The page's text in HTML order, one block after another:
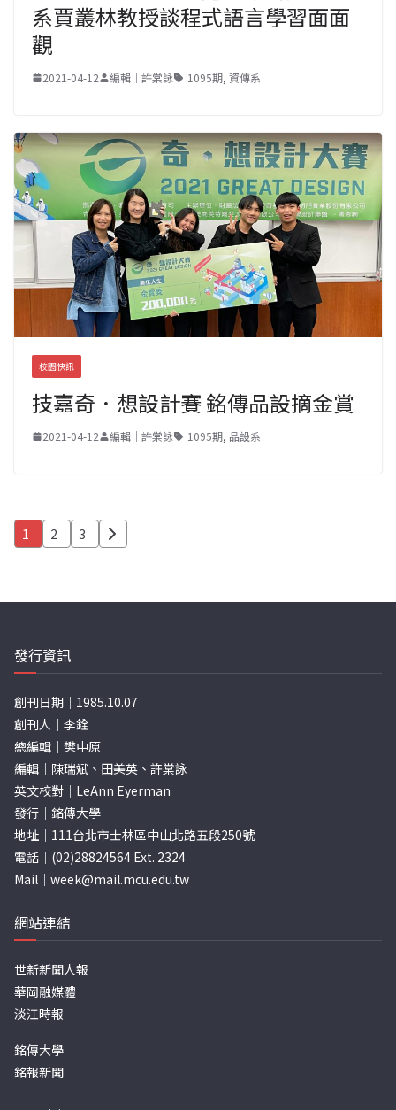
系賈叢林教授談程式語言學習面面
觀
2021-04-12 編輯｜許棠詠 1095期, 資傳系
校園快訊
技嘉奇．想設計賽 銘傳品設摘金賞
2021-04-12 編輯｜許棠詠 1095期, 品設系
文
分
頁
1 2 3
發行資訊
創刊日期｜1985.10.07
創刊人｜李銓
總編輯｜樊中原
編輯｜陳瑞斌、田美英、許棠詠
英文校對｜LeAnn Eyerman
發行｜銘傳大學
地址｜111台北市士林區中山北路五段250號
電話｜(02)28824564 Ext. 2324
Mail｜ week@mail.mcu.edu.tw
網站連結
世新新聞人報
華岡融媒體
淡江時報
銘傳大學
銘報新聞